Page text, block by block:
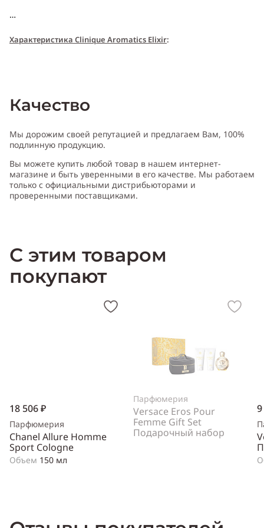
Характеристика Clinique Aromatics Elixir:
Cодержит ноты:ветивер, дубовый мох, ладан, мускус, пачули,
сандаловое дерево
Качество
Мы дорожим своей репутацией и предлагаем Вам, 100%
подлинную продукцию.
Вы можете купить любой товар в нашем интернет-
магазине и быть уверенными в его качестве. Мы работаем
только с официальными дистрибьюторами и
проверенными поставщиками.
С этим товаром
покупают
18 506 ₽
Парфюмерия
Chanel Allure Homme
Sport Cologne
Объем 150 мл
Парфюмерия
Versace Eros Pour
Femme Gift Set
Подарочный набор